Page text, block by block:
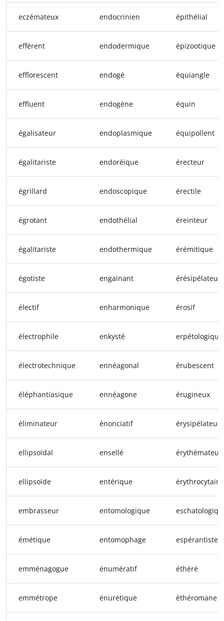
eczémateux endocrinien épithélial
efférent endodermique épizootique
efflorescent endogé équiangle
effluent endogène équin
égalisateur endoplasmique équipollent
égalitariste endoréique érecteur
égrillard endoscopique érectile
égrotant endothélial éreinteur
égalitariste endothermique érémitique
égotiste engainant érésipélateux
électif enharmonique érosif
électrophile enkysté erpétologique
électrotechnique ennéagonal érubescent
éléphantiasique ennéagone érugineux
éliminateur énonciatif érysipélateux
ellipsoïdal ensellé érythémateux
ellipsoïde entérique érythrocytaire
embrasseur entomologique
émétique entomophage espérantiste
emménagogue énumératif éthéré
emmétrope énurétique éthéromane